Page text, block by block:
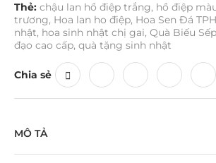
Thẻ: chậu lan hồ điệp trắng, hồ điệp
trương, Hoa lan ho điệp, Hoa Sen Đá
nhật, hoa sinh nhật chị gai, Quà Biếu Sếp
đạo cao cấp, quà tặng sinh nhật
Chia sẻ
MÔ TẢ